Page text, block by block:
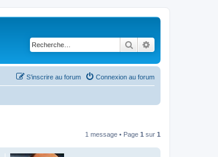
Rechercher
Connexion au forum
S’inscrire au forum
1 message • Page 1 sur 1